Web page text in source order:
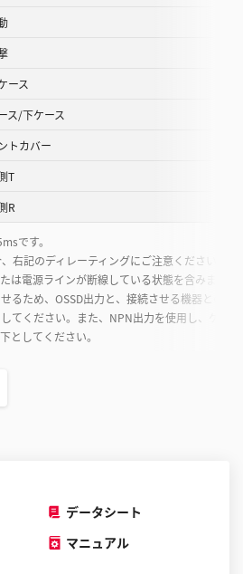
ース
ス/下ケース
トカバー
T
R
です。
右記のディレーティングにご注意ください。
は電源ラインが断線している状態を含みます。
るため、OSSD出力と、接続させる機器との配
てください。また、NPN出力を使用し、ケー
してください。
データシート
マニュアル